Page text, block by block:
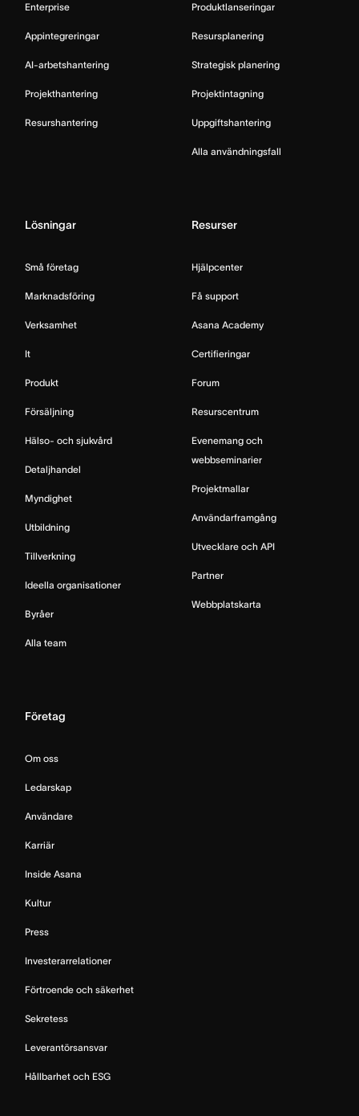
Enterprise
Appintegreringar
AI-arbetshantering
Projekthantering
Resurshantering
Produktlanseringar
Resursplanering
Strategisk planering
Projektintagning
Uppgiftshantering
Alla användningsfall
Lösningar
Små företag
Marknadsföring
Verksamhet
It
Produkt
Försäljning
Hälso- och sjukvård
Detaljhandel
Myndighet
Utbildning
Tillverkning
Ideella organisationer
Byråer
Alla team
Resurser
Hjälpcenter
Få support
Asana Academy
Certifieringar
Forum
Resurscentrum
Evenemang och
webbseminarier
Projektmallar
Användarframgång
Utvecklare och API
Partner
Webbplatskarta
Företag
Om oss
Ledarskap
Användare
Karriär
Inside Asana
Kultur
Press
Investerarrelationer
Förtroende och säkerhet
Sekretess
Leverantörsansvar
Hållbarhet och ESG